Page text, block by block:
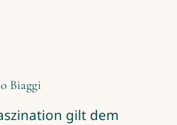
Biaggi
gilt dem